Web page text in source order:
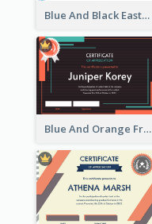
Blue And Black Easter Illustration Certificate
Blue And Orange Frame Dark Certificate